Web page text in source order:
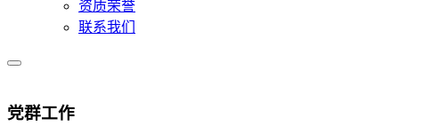
资质荣誉
联系我们
党群工作